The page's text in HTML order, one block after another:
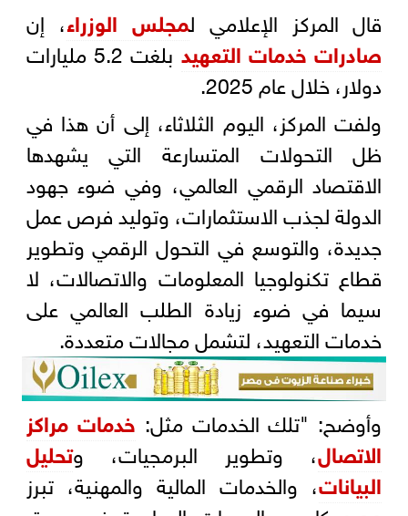
قال المركز الإعلامي لمجلس الوزراء، إن
صادرات خدمات التعهيد
بلغت 5.2 مليارات
دولار، خلال عام 2025.
ولفت المركز، اليوم الثلاثاء، إلى أن هذا في
ظل التحولات المتسارعة التي يشهدها
الاقتصاد الرقمي العالمي، وفي ضوء جهود
الدولة لجذب الاستثمارات، وتوليد فرص عمل
جديدة، والتوسع في التحول الرقمي وتطوير
قطاع تكنولوجيا المعلومات والاتصالات، لا
سيما في ضوء زيادة الطلب العالمي على
خدمات التعهيد، لتشمل مجالات متعددة.
وأوضح: "تلك الخدمات مثل: خدمات مراكز
الاتصال، وتطوير البرمجيات، وتحليل
البيانات، والخدمات المالية والمهنية، تبرز